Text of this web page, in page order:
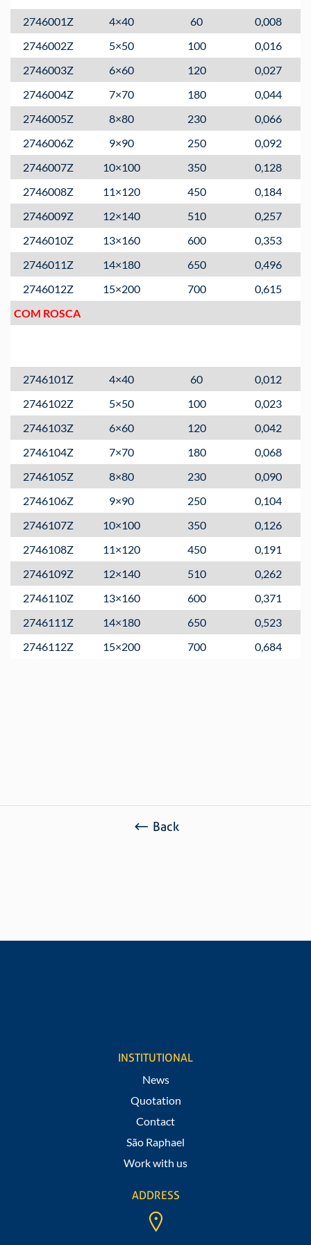
2746001Z
4×40 60
0,008
2746002Z
5×50 100
0,016
2746003Z
6×60 120
0,027
2746004Z
7×70 180
0,044
2746005Z
8×80 230
0,066
2746006Z
9×90 250
0,092
2746007Z
10×100 350
0,128
2746008Z
11×120 450
0,184
2746009Z
12×140 510
0,257
2746010Z
13×160 600
0,353
2746011Z
14×180 650
0,496
2746012Z
15×200 700
0,615
COM ROSCA
2746101Z
4×40 60
0,012
2746102Z
5×50 100
0,023
2746103Z
6×60 120
0,042
2746104Z
7×70 180
0,068
2746105Z
8×80 230
0,090
2746106Z
9×90 250
0,104
2746107Z
10×100 350
0,126
2746108Z
11×120 450
0,191
2746109Z
12×140 510
0,262
2746110Z
13×160 600
0,371
2746111Z
14×180 650
0,523
2746112Z
15×200 700 0,684
Classificação Fiscal: 73.26.90.90
Back
INSTITUTIONAL
News
Quotation
Contact
São Raphael
Work with us
ADDRESS